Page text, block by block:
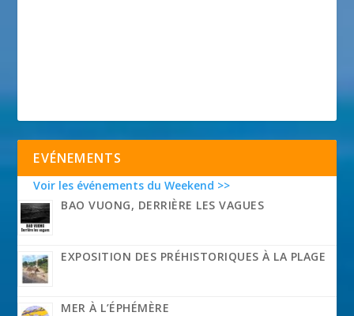
EVÉNEMENTS
Voir les événements du Weekend >>
BAO VUONG, DERRIÈRE LES VAGUES
EXPOSITION DES PRÉHISTORIQUES À LA PLAGE
MER À L’ÉPHÉMÈRE